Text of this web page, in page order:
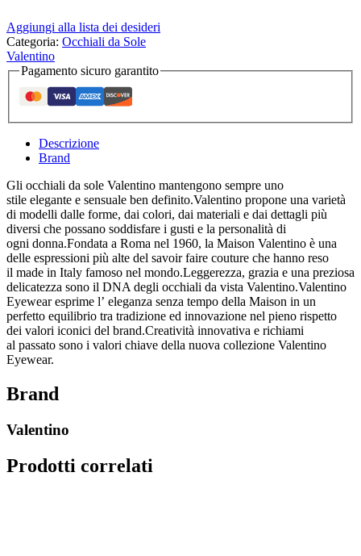
Aggiungi alla lista dei desideri
Categoria: Occhiali da Sole
Valentino
Pagamento sicuro garantito
Descrizione
Brand
Gli occhiali da sole Valentino mantengono sempre uno
stile elegante e sensuale ben definito.Valentino propone una varietà
di modelli dalle forme, dai colori, dai materiali e dai dettagli più
diversi che possano soddisfare i gusti e la personalità di
ogni donna.Fondata a Roma nel 1960, la Maison Valentino è una
delle espressioni più alte del savoir faire couture che hanno reso
il made in Italy famoso nel mondo.Leggerezza, grazia e una preziosa
delicatezza sono il DNA degli occhiali da vista Valentino.Valentino
Eyewear esprime l’ eleganza senza tempo della Maison in un
perfetto equilibrio tra tradizione ed innovazione nel pieno rispetto
dei valori iconici del brand.Creatività innovativa e richiami
al passato sono i valori chiave della nuova collezione Valentino
Eyewear.
Brand
Valentino
Prodotti correlati